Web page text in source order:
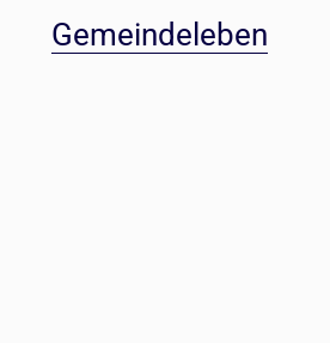
Gemeindeleben